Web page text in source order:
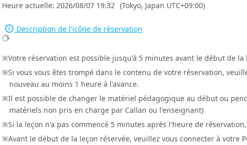
Heure actuelle: 2026/08/07 19:32 (Tokyo, Japan UTC+09:00)
Description de l'icône de réservation
Votre réservation est possible jusqu'à 5 minutes avant le début de la
Si vous vous êtes trompé dans le contenu de votre réservation,
nouveau au moins 1 heure à l'avance.
Il est possible de changer le matériel pédagogique au début ou
matériels non pris en charge par Callan ou l'enseignant)
Si la leçon n'a pas commencé 5 minutes après l'heure de
Avant le début de la leçon réservée, veuillez vous connecter à votre